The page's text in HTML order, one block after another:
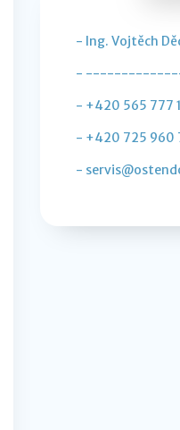
- Ing. Vojtěch
-
- +420 565 777
- +420 725 960
-